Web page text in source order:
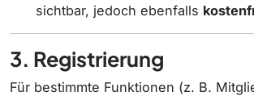
sichtbar, jedoch ebenfalls
3. Registrierung
Für bestimmte Funktionen (z. B.